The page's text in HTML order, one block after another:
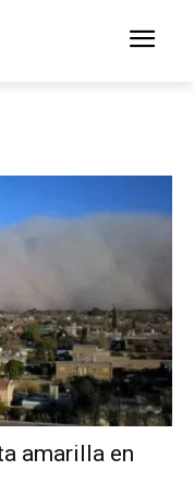
amarilla en